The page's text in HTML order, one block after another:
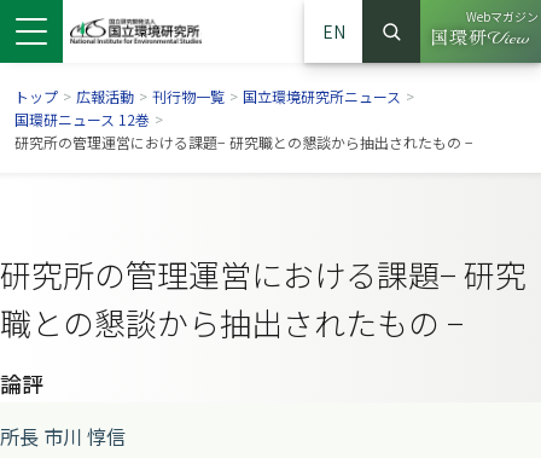
ウで開きます）
ンドウで開きます）
ウインドウで開きます）
EN
サイト内検索
検索
Webマガジン
（別ウイ
トップ > 広報活動 > 刊行物一覧 > 国立環境研究所ニュース >
国環研ニュース 12巻 >
研究所の管理運営における課題− 研究職との懇談から抽出されたもの −
研究所の管理運営における課題− 研究
職との懇談から抽出されたもの −
論評
所長 市川 惇信